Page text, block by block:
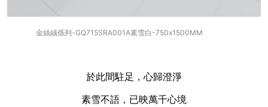
金絲絨係列-GQ715SRA001A素雪白-750x1500MM
於此間駐足，心歸澄淨
素雪不語，已映萬千心境